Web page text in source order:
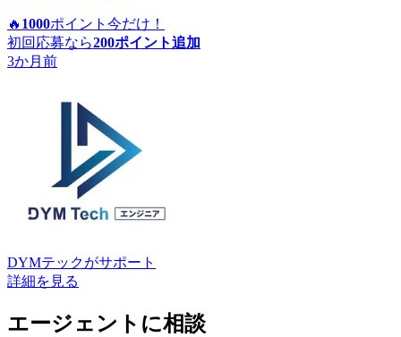
🔥 1000ポイント 今だけ！
初回応募なら200ポイント追加
3か月前
DYMテックがサポート
詳細を見る
エージェントに相談